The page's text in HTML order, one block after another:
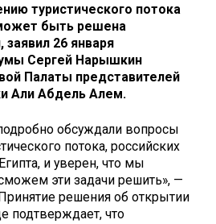
туристического потока
быть решена
26 января
Сергей Нарышкин
Палаты представителей
Али Абдель Алем.
обсуждали вопросы
потока, российских
и уверен, что мы
эти задачи решить», —
решения об открытии
подтверждает, что